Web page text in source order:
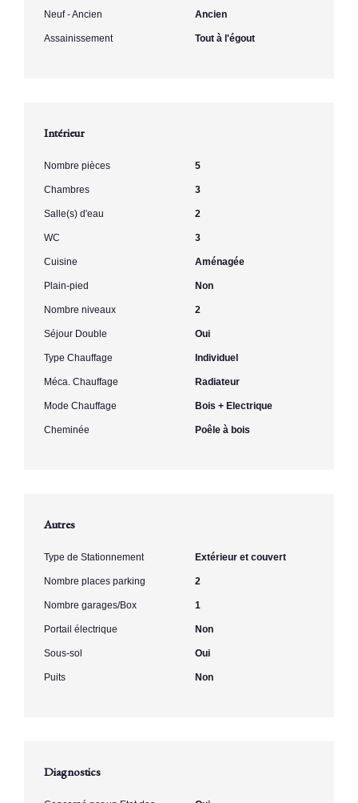
Neuf - Ancien Ancien
Assainissement Tout à l'égout
Intérieur
Nombre pièces 5
Chambres 3
Salle(s) d'eau 2
WC 3
Cuisine Aménagée
Plain-pied Non
Nombre niveaux 2
Séjour Double Oui
Type Chauffage Individuel
Méca. Chauffage Radiateur
Mode Chauffage Bois + Electrique
Cheminée Poêle à bois
Autres
Type de Stationnement Extérieur et couvert
Nombre places parking 2
Nombre garages/Box 1
Portail électrique Non
Sous-sol Oui
Puits Non
Diagnostics